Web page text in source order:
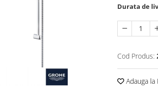
Durata de
Cod Produs:
Adauga la